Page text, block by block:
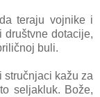
teraju vojnike i
dotacije,
buli.
stručnjaci kažu za
seljakluk. Bože,